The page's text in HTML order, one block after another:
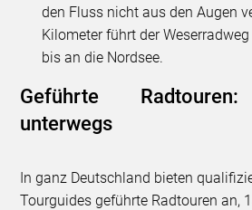
den Fluss nicht aus den Augen
Kilometer führt der
bis an die Nordsee.
Geführte
unterwegs
In ganz Deutschland bieten
Tourguides geführte Radtouren an,